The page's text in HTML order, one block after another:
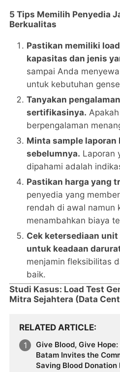
5 Tips Memilih Penyedia
Berkualitas
Pastikan memiliki
kapasitas dan jenis
sampai Anda
untuk kebutuhan
Tanyakan
sertifikasinya.
berpengalaman
Minta sample laporan
sebelumnya. Laporan
dipahami adalah
Pastikan harga yang
penyedia yang
rendah di awal namun
menambahkan biaya
Cek ketersediaan
untuk keadaan
menjamin fleksibilitas
baik.
Studi Kasus: Load Test
Mitra Sejahtera (Data
RELATED ARTICLE
Give Blood, Give
Batam Invites the
Saving Blood Donation